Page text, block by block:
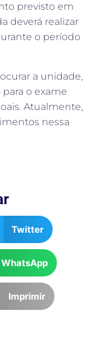
previsto em
deverá realizar
o período
a unidade,
o exame
Atualmente,
nessa
Twitter
WhatsApp
Imprimir